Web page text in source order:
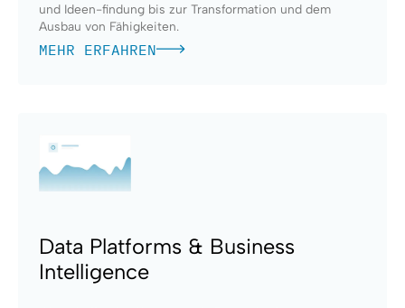
und Ideen-findung bis zur Transformation und dem
Ausbau von Fähigkeiten.
MEHR ERFAHREN
Data Platforms & Business
Intelligence